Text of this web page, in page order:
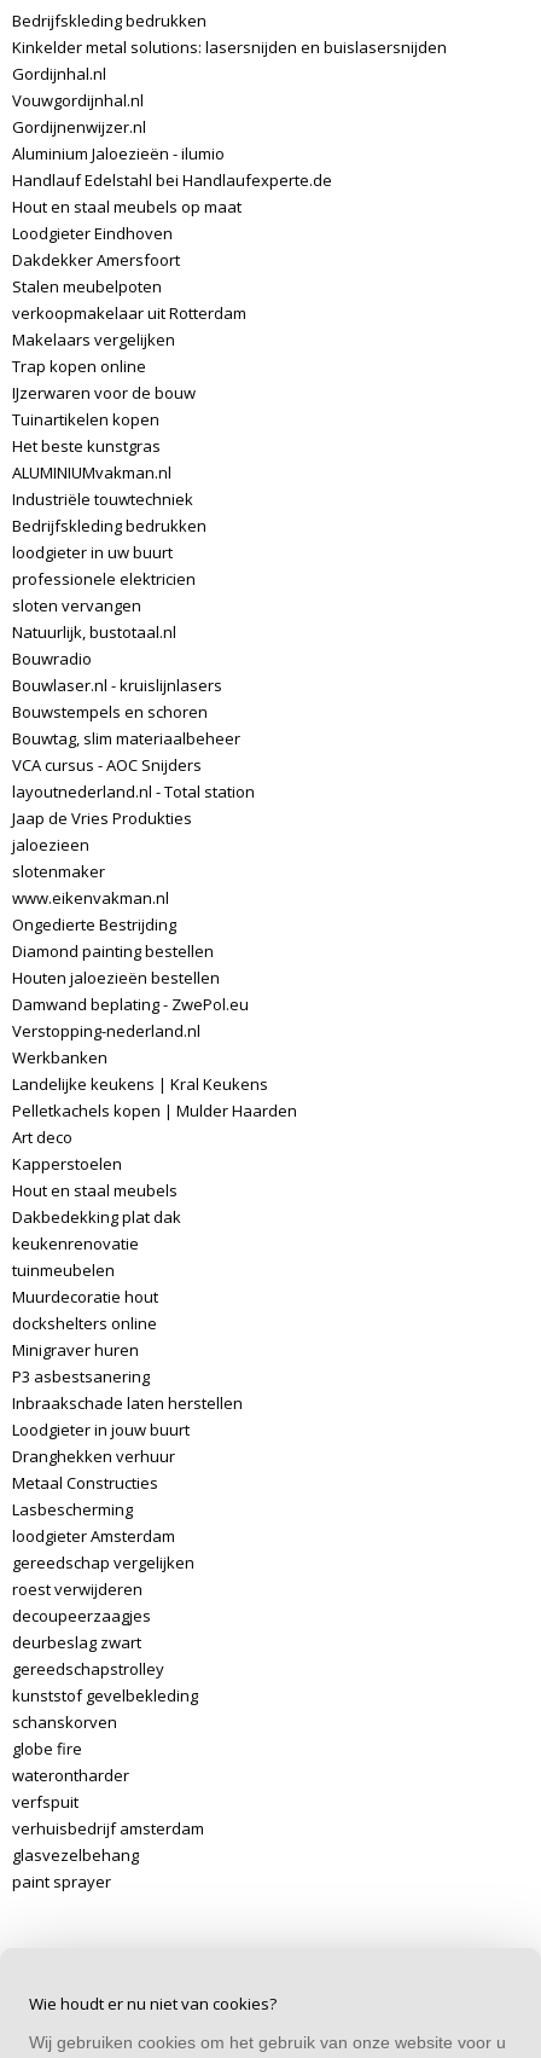
Bedrijfskleding bedrukken
Kinkelder metal solutions: lasersnijden en buislasersnijden
Gordijnhal.nl
Vouwgordijnhal.nl
Gordijnenwijzer.nl
Aluminium Jaloezieën - ilumio
Handlauf Edelstahl bei Handlaufexperte.de
Hout en staal meubels op maat
Loodgieter Eindhoven
Dakdekker Amersfoort
Stalen meubelpoten
verkoopmakelaar uit Rotterdam
Makelaars vergelijken
Trap kopen online
IJzerwaren voor de bouw
Tuinartikelen kopen
Het beste kunstgras
ALUMINIUMvakman.nl
Industriële touwtechniek‌‌
Bedrijfskleding bedrukken
loodgieter in uw buurt
professionele elektricien
sloten vervangen
Natuurlijk, bustotaal.nl
Bouwradio
Bouwlaser.nl - kruislijnlasers
Bouwstempels en schoren
Bouwtag, slim materiaalbeheer
VCA cursus - AOC Snijders
layoutnederland.nl - Total station
Jaap de Vries Produkties
jaloezieen
slotenmaker
www.eikenvakman.nl
Ongedierte Bestrijding
Diamond painting bestellen
Houten jaloezieën bestellen
Damwand beplating - ZwePol.eu
Verstopping-nederland.nl
Werkbanken
Landelijke keukens | Kral Keukens
Pelletkachels kopen | Mulder Haarden
Art deco
Kapperstoelen
Hout en staal meubels
Dakbedekking plat dak
keukenrenovatie
tuinmeubelen
Muurdecoratie hout
dockshelters online
Minigraver huren
P3 asbestsanering
Inbraakschade laten herstellen
Loodgieter in jouw buurt
Dranghekken verhuur
Metaal Constructies
Lasbescherming
loodgieter Amsterdam
gereedschap vergelijken
roest verwijderen
decoupeerzaagjes
deurbeslag zwart
gereedschapstrolley
kunststof gevelbekleding
schanskorven
globe fire
waterontharder
verfspuit
verhuisbedrijf amsterdam
glasvezelbehang
paint sprayer
Wie houdt er nu niet van cookies?
Wij gebruiken cookies om het gebruik van onze website voor u